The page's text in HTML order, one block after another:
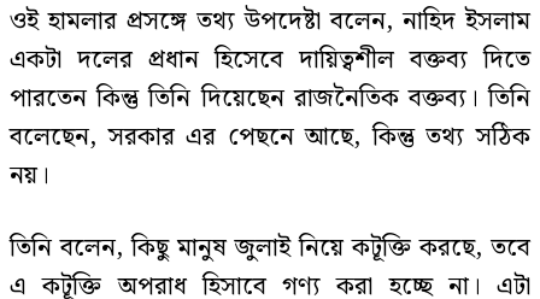
ওই হামলার প্রসঙ্গে তথ্য উপদেষ্টা বলেন, নাহিদ ইসলাম
একটা দলের প্রধান হিসেবে দায়িত্বশীল বক্তব্য দিতে
পারতেন কিন্তু তিনি দিয়েছেন রাজনৈতিক বক্তব্য। তিনি
বলেছেন, সরকার এর পেছনে আছে, কিন্তু তথ্য সঠিক
নয়।
তিনি বলেন, কিছু মানুষ জুলাই নিয়ে কটূক্তি করছে, তবে
এ কটূক্তি অপরাধ হিসাবে গণ্য করা হচ্ছে না। এটা